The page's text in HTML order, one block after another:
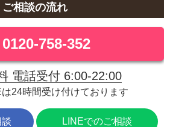
ご相談の流れ
0120-758-352
電話受付 6:00-22:00
は24時間受け付けております
LINEでのご相談